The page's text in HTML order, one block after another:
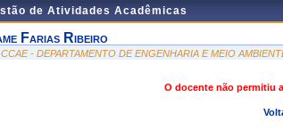
de Atividades Acadêmicas
Farias Ribeiro
- DEPARTAMENTO DE ENGENHARIA E MEIO
O docente não permitiu